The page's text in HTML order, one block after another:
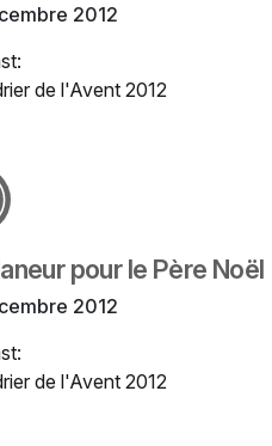
2012
de l'Avent 2012
pour le Père Noël
2012
de l'Avent 2012